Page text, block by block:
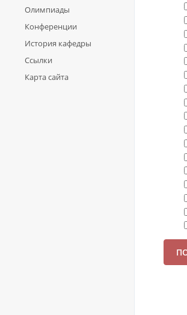
Олимпиады
Конференции
История кафедры
Ссылки
Карта сайта